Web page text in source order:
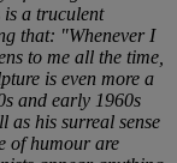
is a truculent
that: "Whenever I
to me all the time,
is even more a
and early 1960s
as his surreal sense
of humour are